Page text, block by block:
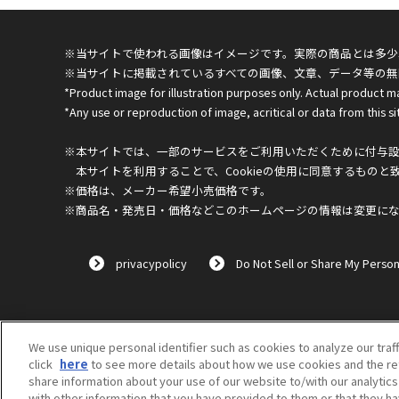
※当サイトで使われる画像はイメージです。実際の商品とは多
※当サイトに掲載されているすべての画像、文章、データ等の
*Product image for illustration purposes only. Actual product
*Any use or reproduction of image, acritical or data from this
※本サイトでは、一部のサービスをご利用いただくために付与
本サイトを利用することで、Cookieの使用に同意するものと
※価格は、メーカー希望小売価格です。
※商品名・発売日・価格などこのホームページの情報は変更に
privacypolicy Do Not Sell or Share My
We use unique personal identifier such as cookies to analyze our
click here to see more details about how we use cookies and the
share information about your use of our website to/with our